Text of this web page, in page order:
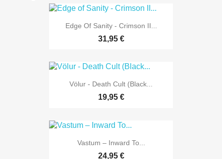
Edge Of Sanity - Crimson II...
31,95 €
Völur - Death Cult (Black...
19,95 €
Vastum – Inward To...
24,95 €